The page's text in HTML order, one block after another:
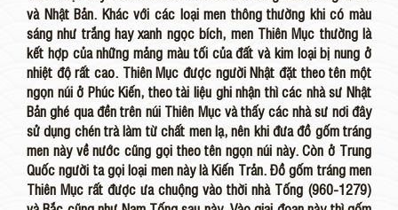
và Nhật Bản. Khác với các loại men thông thường khi có màu
sáng như trắng hay xanh ngọc bích, men Thiên Mục thường là
kết hợp của những mảng màu tối của đất và kim loại bị nung ở
nhiệt độ rất cao. Thiên Mục được người Nhật đặt theo tên một
ngọn núi ở Phúc Kiến, theo tài liệu ghi nhận thì các nhà sư Nhật
Bản ghé qua đền trên núi Thiên Mục và thấy các nhà sư nơi đây
sử dụng chén trà làm từ chất men lạ, nên khi đưa đồ gốm tráng
men này về nước cũng gọi theo tên ngọn núi này. Còn ở Trung
Quốc người ta gọi loại men này là Kiến Trản. Đồ gốm tráng men
Thiên Mục rất được ưa chuộng vào thời nhà Tống (960-1279)